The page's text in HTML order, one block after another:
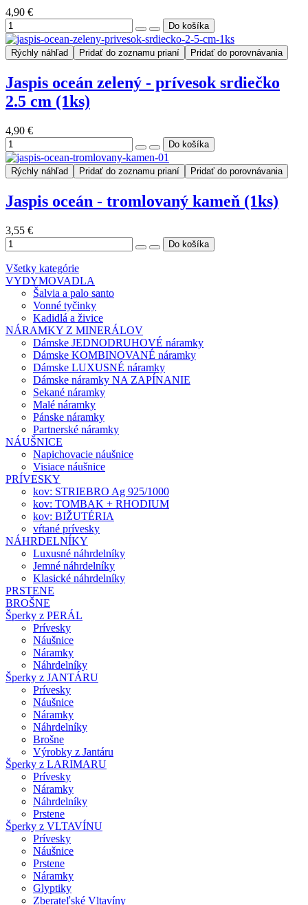
4,90 €
Rýchly náhľad Pridať do zoznamu prianí Pridať do porovnávania
Jaspis oceán zelený - prívesok srdiečko
2.5 cm (1ks)
4,90 €
Rýchly náhľad Pridať do zoznamu prianí Pridať do porovnávania
Jaspis oceán - tromlovaný kameň (1ks)
3,55 €
Všetky kategórie
VYDYMOVADLA
Šalvia a palo santo
Vonné tyčinky
Kadidlá a živice
NÁRAMKY Z MINERÁLOV
Dámske JEDNODRUHOVÉ náramky
Dámske KOMBINOVANÉ náramky
Dámske LUXUSNÉ náramky
Dámske náramky NA ZAPÍNANIE
Sekané náramky
Malé náramky
Pánske náramky
Partnerské náramky
NÁUŠNICE
Napichovacie náušnice
Visiace náušnice
PRÍVESKY
kov: STRIEBRO Ag 925/1000
kov: TOMBAK + RHODIUM
kov: BIŽUTÉRIA
vŕtané prívesky
NÁHRDELNÍKY
Luxusné náhrdelníky
Jemné náhrdelníky
Klasické náhrdelníky
PRSTENE
BROŠNE
Šperky z PERÁL
Prívesky
Náušnice
Náramky
Náhrdelníky
Šperky z JANTÁRU
Prívesky
Náušnice
Náramky
Náhrdelníky
Brošne
Výrobky z Jantáru
Šperky z LARIMARU
Prívesky
Náramky
Náhrdelníky
Prstene
Šperky z VLTAVÍNU
Prívesky
Náušnice
Prstene
Náramky
Glyptiky
Zberateľské Vltavíny